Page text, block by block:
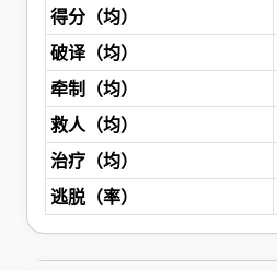
得分（均）
破译（均）
牵制（均）
救人（均）
治疗（均）
逃脱（率）